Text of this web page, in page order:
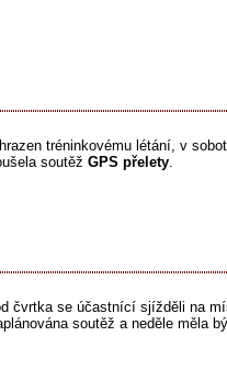
tréninkovému létání, v
soutěž GPS přelety.
čvrtka se účastnící sjížděli na
soutěž a neděle měla